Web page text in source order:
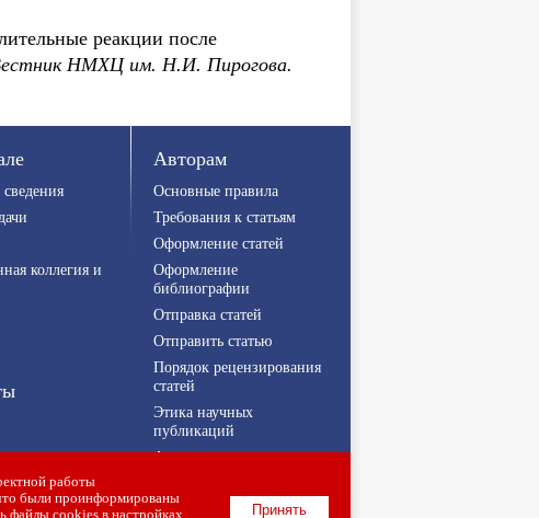
реакции после
НМХЦ им. Н.И. Пирогова.
коллегия и
Авторам
Основные правила
Требования к статьям
Оформление статей
Оформление
библиографии
Отправка статей
Отправить статью
Порядок рецензирования
статей
Этика научных
публикаций
Авторские права
Политика свободного
Принять
работы
были проинформированы
файлы cookies в настройках